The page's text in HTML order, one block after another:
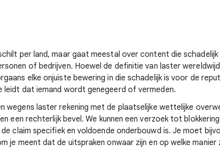
per land, maar gaat meestal over content die
of bedrijven. Hoewel de definitie van laster wereldwijd
elke onjuiste bewering in die schadelijk is voor de
leidt dat iemand wordt genegeerd of vermeden.
wegens laster rekening met de plaatselijke wettelijke
een rechterlijk bevel. We kunnen een verzoek tot
claim specifiek en voldoende onderbouwd is. Je moet
je meent dat de uitspraken onwaar zijn en op welke manier